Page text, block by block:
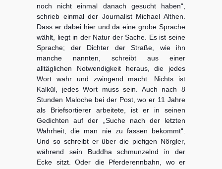
noch nicht einmal danach gesucht haben“,
schrieb einmal der Journalist Michael Althen.
Dass er dabei hier und da eine grobe Sprache
wählt, liegt in der Natur der Sache. Es ist seine
Sprache; der Dichter der Straße, wie ihn
manche nannten, schreibt aus einer
alltäglichen Notwendigkeit heraus, die jedes
Wort wahr und zwingend macht. Nichts ist
Kalkül, jedes Wort muss sein. Auch nach 8
Stunden Maloche bei der Post, wo er 11 Jahre
als Briefsortierer arbeitete, ist er in seinen
Gedichten auf der „Suche nach der letzten
Wahrheit, die man nie zu fassen bekommt“.
Und so schreibt er über die piefigen Nörgler,
während sein Buddha schmunzelnd in der
Ecke sitzt. Oder die Pferderennbahn, wo er